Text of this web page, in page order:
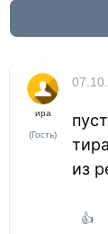
ира
(Гость)
из
👍